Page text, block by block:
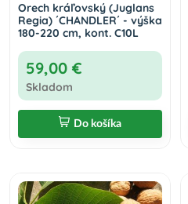
Orech kráľovský (Juglans
Regia) ´CHANDLER´ - výška
180-220 cm, kont. C10L
59,00 €
Skladom
Do košíka